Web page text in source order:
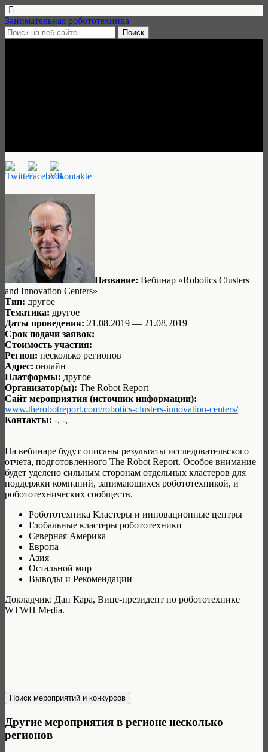
Занимательная робототехника
Название: Вебинар «Robotics Clusters
and Innovation Centers»
Тип: другое
Тематика: другое
Даты проведения: 21.08.2019 — 21.08.2019
Срок подачи заявок:
Стоимость участия:
Регион: несколько регионов
Адрес: онлайн
Платформы: другое
Организатор(ы): The Robot Report
Сайт мероприятия (источник информации):
www.therobotreport.com/robotics-clusters-innovation-centers/
Контакты: -, -,
На вебинаре будут описаны результаты исследовательского
отчета, подготовленного The Robot Report. Особое внимание
будет уделено сильным сторонам отдельных кластеров для
поддержки компаний, занимающихся робототехникой, и
робототехнических сообществ.
Робототехника Кластеры и инновационные центры
Глобальные кластеры робототехники
Северная Америка
Европа
Азия
Остальной мир
Выводы и Рекомендации
Докладчик: Дан Кара, Вице-президент по робототехнике
WTWH Media.
Другие мероприятия в регионе несколько
регионов